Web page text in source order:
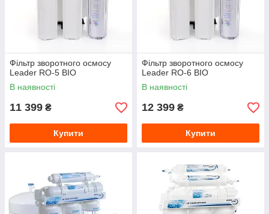
Фільтр зворотного осмосу
Leader RO-5 BIO
В наявності
11 399 ₴
Купити
Фільтр зворотного осмосу
Leader RO-6 BIO
В наявності
12 399 ₴
Купити